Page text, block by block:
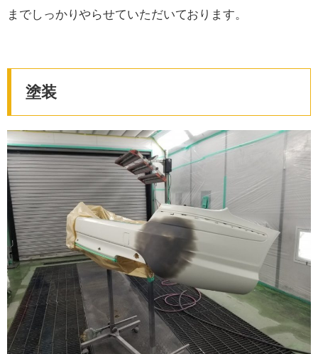
までしっかりやらせていただいております。
塗装